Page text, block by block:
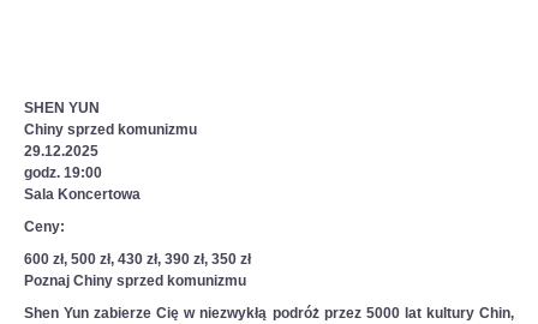
SHEN YUN
Chiny sprzed komunizmu
29.12.2025
godz. 19:00
Sala Koncertowa
Ceny:
600 zł, 500 zł, 430 zł, 390 zł, 350 zł
Poznaj Chiny sprzed komunizmu
Shen Yun zabierze Cię w niezwykłą podróż przez 5000 lat kultury Chin,